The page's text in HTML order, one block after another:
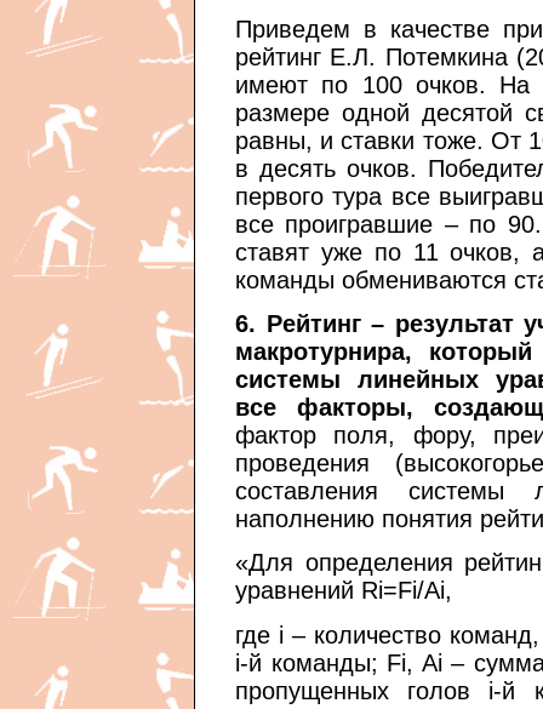
Приведем в качестве
рейтинг Е.Л. Потемкина
имеют по 100 очков. На
размере одной десятой
равны, и ставки тоже. От
в десять очков.
первого тура все
все проигравшие – по
ставят уже по 11 очков,
команды обмениваются
6. Рейтинг – результат
макротурнира,
системы линейных
все факторы,
фактор поля, фору,
проведения
составления
наполнению понятия
«Для определения
уравнений Ri=Fi/Ai,
где i – количество
i-й команды; Fi, Ai –
пропущенных голов i-й